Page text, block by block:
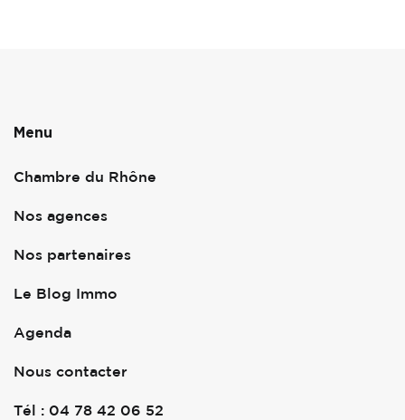
Menu
Chambre du Rhône
Nos agences
Nos partenaires
Le Blog Immo
Agenda
Nous contacter
Tél : 04 78 42 06 52